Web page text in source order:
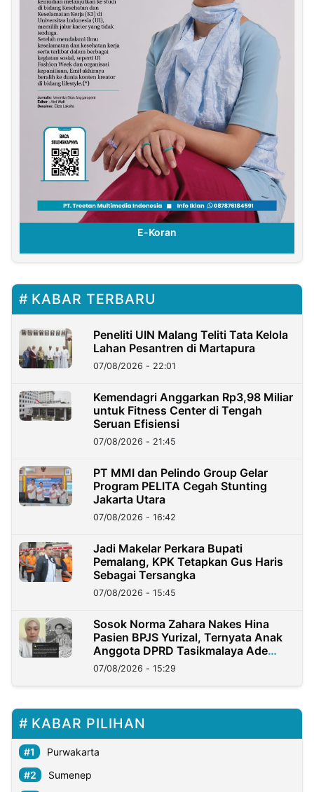
E-Koran
KABAR TERBARU
Peneliti UIN Malang Teliti Tata Kelola
Lahan Pesantren di Martapura
07/08/2026 - 22:01
Kemendagri Anggarkan Rp3,98 Miliar
untuk Fitness Center di Tengah
Seruan Efisiensi
07/08/2026 - 21:45
PT MMI dan Pelindo Group Gelar
Program PELITA Cegah Stunting
Jakarta Utara
07/08/2026 - 16:42
Jadi Makelar Perkara Bupati
Pemalang, KPK Tetapkan Gus Haris
Sebagai Tersangka
07/08/2026 - 15:45
Sosok Norma Zahara Nakes Hina
Pasien BPJS Yurizal, Ternyata Anak
Anggota DPRD Tasikmalaya Ade
Lukman
07/08/2026 - 15:29
KABAR PILIHAN
Purwakarta
Sumenep